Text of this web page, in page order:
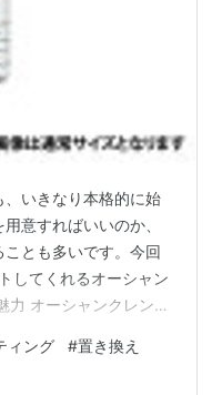
いきなり本格的に始
意すればいいのか、
とも多いです。今回
してくれるオーシャン
力 オーシャンクレンズ
布茶、サポートガイ
も流れをイメージし
ィング #置き換え